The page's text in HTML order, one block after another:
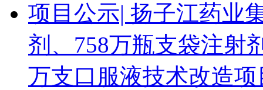
项目公示| 扬子江药业
剂、758万瓶支袋注射
万支口服液技术改造